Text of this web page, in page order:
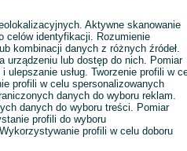
Aktywne skanowanie
celów identyfikacji. Rozumienie
kombinacji danych z różnych źródeł.
urządzeniu lub dostęp do nich. Pomiar
ulepszanie usług. Tworzenie profili w
profili w celu spersonalizowanych
danych do wyboru reklam.
danych do wyboru treści. Pomiar
profili do wyboru
profili w celu doboru